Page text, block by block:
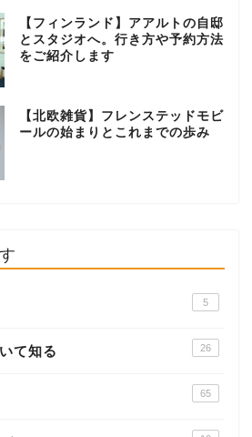
【フィンランド】アアルトの自邸
とスタジオへ。行き方や予約方法
をご紹介します
【北欧雑貨】フレンステッドモビ
ールの始まりとこれまでの歩み
5
て知る 26
65